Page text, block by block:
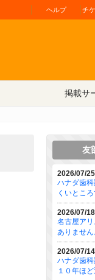
ヘルプ チ
掲載サ
友
2026/07/25
ハナダ歯
くいとこ
2026/07/18
名古屋ア
ありませ
2026/07/14
ハナダ歯科
１０年ほ